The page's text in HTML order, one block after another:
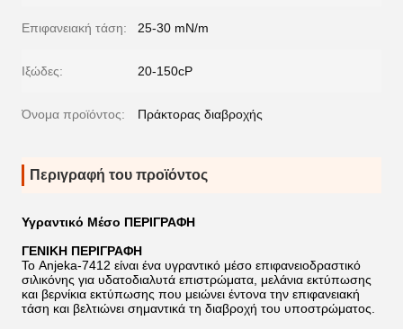
Επιφανειακή τάση: 25-30 mN/m
Ιξώδες: 20-150cP
Όνομα προϊόντος: Πράκτορας διαβροχής
Περιγραφή του προϊόντος
Υγραντικό Μέσο ΠΕΡΙΓΡΑΦΗ
ΓΕΝΙΚΗ ΠΕΡΙΓΡΑΦΗ
Το Anjeka-7412 είναι ένα υγραντικό μέσο επιφανειοδραστικό
σιλικόνης για υδατοδιαλυτά επιστρώματα, μελάνια εκτύπωσης
και βερνίκια εκτύπωσης που μειώνει έντονα την επιφανειακή
τάση και βελτιώνει σημαντικά τη διαβροχή του υποστρώματος.